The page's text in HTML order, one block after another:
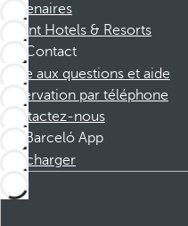
Partenaires
Dorint Hotels & Resorts
Contact
Foire aux questions et aide
Réservation par téléphone
Contactez-nous
Barceló App
Télécharger